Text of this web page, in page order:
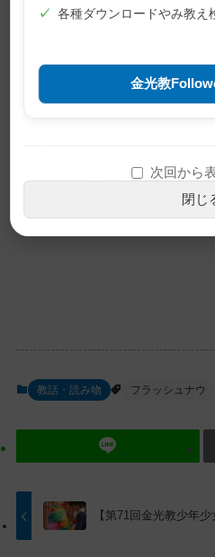
す。ご了承くだ
ッ
プ
に
動
す
る
教話・読み物 フラッシュナウ
【第71回金光教少年
✓ 各種ダウンロードやみ教え
金光教
次回から
閉じ